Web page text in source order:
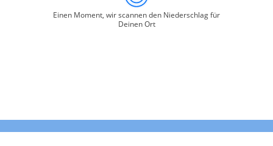
Einen Moment, wir scannen den Niederschlag für
Deinen Ort